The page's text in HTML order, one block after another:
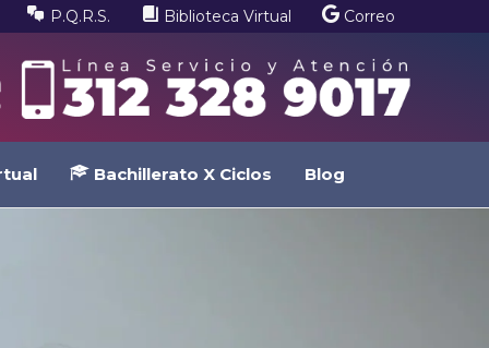
P.Q.R.S. Biblioteca Virtual Correo
Bachillerato X Ciclos Blog